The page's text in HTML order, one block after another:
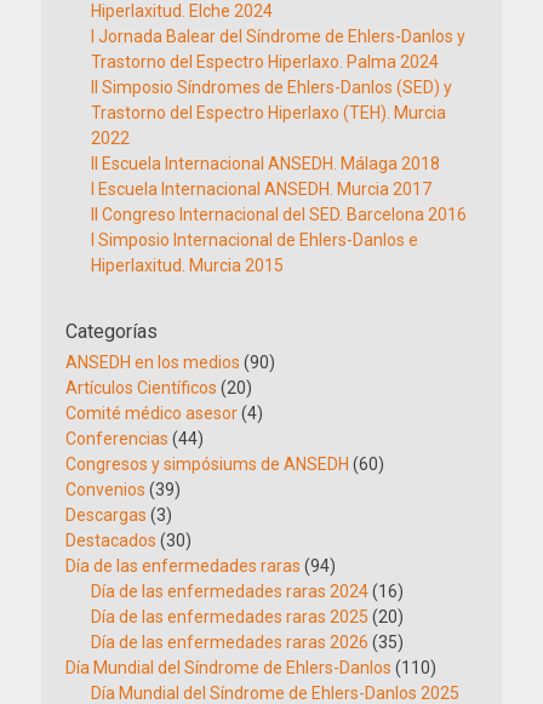
Hiperlaxitud. Elche 2024
I Jornada Balear del Síndrome de Ehlers-Danlos y
Trastorno del Espectro Hiperlaxo. Palma 2024
II Simposio Síndromes de Ehlers-Danlos (SED) y
Trastorno del Espectro Hiperlaxo (TEH). Murcia
2022
II Escuela Internacional ANSEDH. Málaga 2018
I Escuela Internacional ANSEDH. Murcia 2017
II Congreso Internacional del SED. Barcelona 2016
I Simposio Internacional de Ehlers-Danlos e
Hiperlaxitud. Murcia 2015
Categorías
ANSEDH en los medios (90)
Artículos Científicos (20)
Comité médico asesor(4)
Conferencias (44)
Congresos y simpósiums de ANSEDH (60)
Convenios (39)
Descargas (3)
Destacados (30)
Día de las enfermedades raras (94)
Día de las enfermedades raras 2024(16)
Día de las enfermedades raras 2025 (20)
Día de las enfermedades raras 2026 (35)
Día Mundial del Síndrome de Ehlers-Danlos (110)
Día Mundial del Síndrome de Ehlers-Danlos 2025